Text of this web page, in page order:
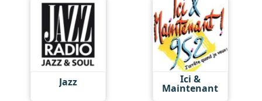
Jazz Ici &
Maintenant